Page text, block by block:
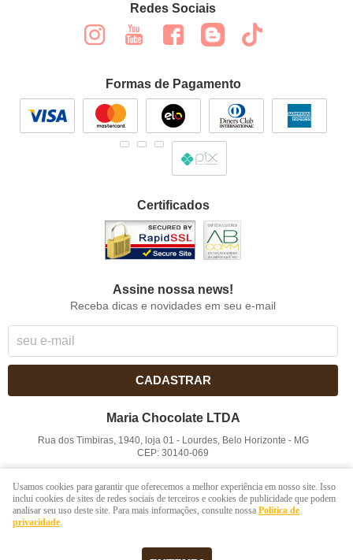
Redes Sociais
Formas de Pagamento
Certificados
Assine nossa news!
Receba dicas e novidades em seu e-mail
CADASTRAR
Maria Chocolate LTDA
Rua dos Timbiras, 1940, loja 01 - Lourdes, Belo Horizonte - MG
CEP: 30140-069
LOJA VIRTUAL CRIADA POR
Usamos cookies para garantir que oferecemos a melhor experiência em nosso site. Isso
inclui cookies de sites de redes sociais de terceiros e cookies de publicidade que podem
analisar seu uso deste site. Para mais informações, consulte nossa Política de
privacidade.